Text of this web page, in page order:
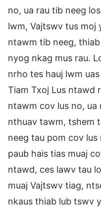
no, ua rau tib neeg
lwm, Vajtswv tus moj
ntawm tib neeg,
nyog nkag mus rau.
nrho tes hauj lwm
Tiam Txoj Lus ntawd
ntawm cov lus no, ua
nthuav tawm, tshem
neeg tau pom cov
paub hais tias muaj
ntawd, ces lawv tau
muaj Vajtswv tiag,
nkaus thiab lub tswv